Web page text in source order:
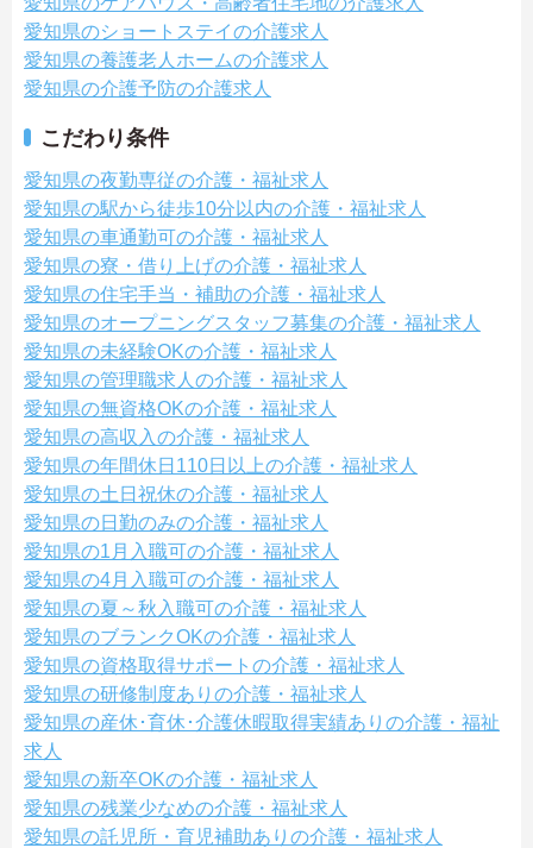
愛知県のショートステイの介護求人
愛知県の養護老人ホームの介護求人
愛知県の介護予防の介護求人
こだわり条件
愛知県の夜勤専従の介護・福祉求人
愛知県の駅から徒歩10分以内の介護・福祉求人
愛知県の車通勤可の介護・福祉求人
愛知県の寮・借り上げの介護・福祉求人
愛知県の住宅手当・補助の介護・福祉求人
愛知県のオープニングスタッフ募集の介護・福祉求人
愛知県の未経験OKの介護・福祉求人
愛知県の管理職求人の介護・福祉求人
愛知県の無資格OKの介護・福祉求人
愛知県の高収入の介護・福祉求人
愛知県の年間休日110日以上の介護・福祉求人
愛知県の土日祝休の介護・福祉求人
愛知県の日勤のみの介護・福祉求人
愛知県の1月入職可の介護・福祉求人
愛知県の4月入職可の介護・福祉求人
愛知県の夏～秋入職可の介護・福祉求人
愛知県のブランクOKの介護・福祉求人
愛知県の資格取得サポートの介護・福祉求人
愛知県の研修制度ありの介護・福祉求人
愛知県の産休･育休･介護休暇取得実績ありの介護・福祉
求人
愛知県の新卒OKの介護・福祉求人
愛知県の残業少なめの介護・福祉求人
愛知県の託児所・育児補助ありの介護・福祉求人